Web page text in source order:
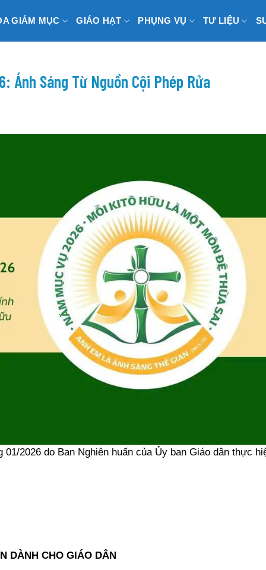
GIÁM MỤC GIÁO HẠT PHỤNG VỤ TƯ LIỆU
Ánh Sáng Từ Nguồn Cội Phép Rửa
2026 do Ban Nghiên huấn của Ủy ban Giáo dân thực
DÀNH CHO GIÁO DÂN